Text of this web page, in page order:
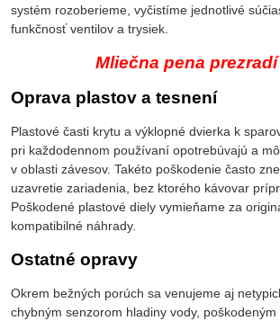
systém rozoberieme, vyčistíme jednotlivé
funkčnosť ventilov a trysiek.
Mliečna pena
Oprava plastov a tesnení
Plastové časti krytu a výklopné dvierka k
pri každodennom používaní opotrebúvajú a
v oblasti závesov. Takéto poškodenie často
uzavretie zariadenia, bez ktorého kávovar
Poškodené plastové diely vymieňame za
kompatibilné náhrady.
Ostatné opravy
Okrem bežných porúch sa venujeme aj
chybným senzorom hladiny vody,